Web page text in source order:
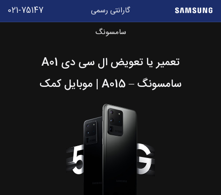
موبایل
گارانتی رسمی
سامسونگ
021-75147
تعمیر یا تعویض ال سی دی A01
سامسونگ – A015 | موبایل کمک